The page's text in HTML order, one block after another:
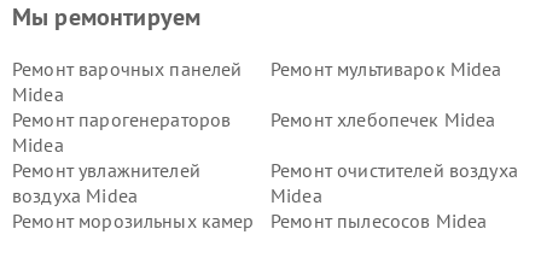
Мы ремонтируем
Ремонт варочных панелей
Midea
Ремонт мультиварок Midea
Ремонт парогенераторов
Midea
Ремонт хлебопечек Midea
Ремонт увлажнителей
воздуха Midea
Ремонт очистителей воздуха
Midea
Ремонт морозильных камер
Ремонт пылесосов Midea